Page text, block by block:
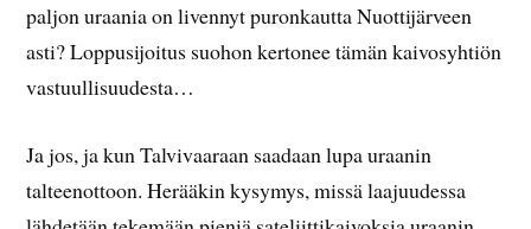
paljon uraania on livennyt puronkautta Nuottijärveen
asti? Loppusijoitus suohon kertonee tämän kaivosyhtiön
vastuullisuudesta…
Ja jos, ja kun Talvivaaraan saadaan lupa uraanin
talteenottoon. Herääkin kysymys, missä laajuudessa